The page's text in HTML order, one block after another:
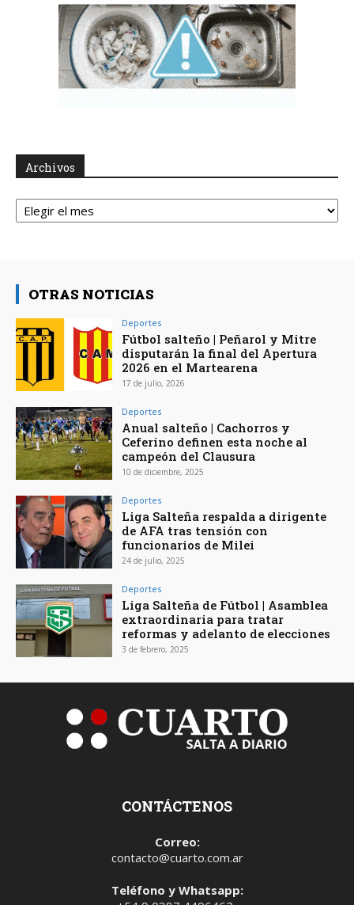
Archivos
Archivos
OTRAS NOTICIAS
Deportes
Fútbol salteño | Peñarol y Mitre
disputarán la final del Apertura
2026 en el Martearena
17 de julio, 2026
Deportes
Anual salteño | Cachorros y
Ceferino definen esta noche al
campeón del Clausura
10 de diciembre, 2025
Deportes
Liga Salteña respalda a dirigente
de AFA tras tensión con
funcionarios de Milei
24 de julio, 2025
Deportes
Liga Salteña de Fútbol | Asamblea
extraordinaria para tratar
reformas y adelanto de elecciones
3 de febrero, 2025
CONTÁCTENOS
Correo:
contacto@cuarto.com.ar
Teléfono y Whatsapp: